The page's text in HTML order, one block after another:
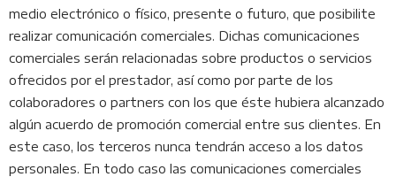
medio electrónico o físico, presente o futuro, que posibilite
realizar comunicación comerciales. Dichas comunicaciones
comerciales serán relacionadas sobre productos o servicios
ofrecidos por el prestador, así como por parte de los
colaboradores o partners con los que éste hubiera alcanzado
algún acuerdo de promoción comercial entre sus clientes. En
este caso, los terceros nunca tendrán acceso a los datos
personales. En todo caso las comunicaciones comerciales